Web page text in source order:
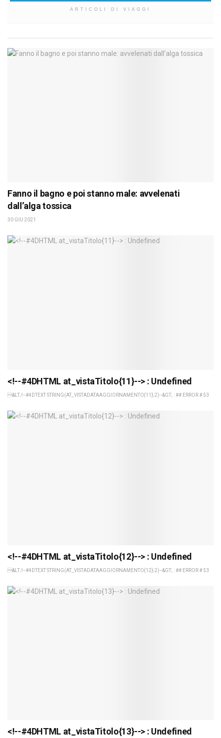
ARTICOLI DI VIAGGI
Fanno il bagno e poi stanno male: avvelenati
dall’alga tossica
30 GIU 2021
<!--#4DHTML at_vistaTitolo{11}--> : Undefined
&LT;!--#4DTEXT STRING(AT_VISTADATAAGGIORNAMENTO{11};2)--&GT; : ## ERROR # 53
<!--#4DHTML at_vistaTitolo{12}--> : Undefined
&LT;!--#4DTEXT STRING(AT_VISTADATAAGGIORNAMENTO{12};2)--&GT; : ## ERROR # 53
<!--#4DHTML at_vistaTitolo{13}--> : Undefined